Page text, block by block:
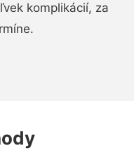
komplikácií, za